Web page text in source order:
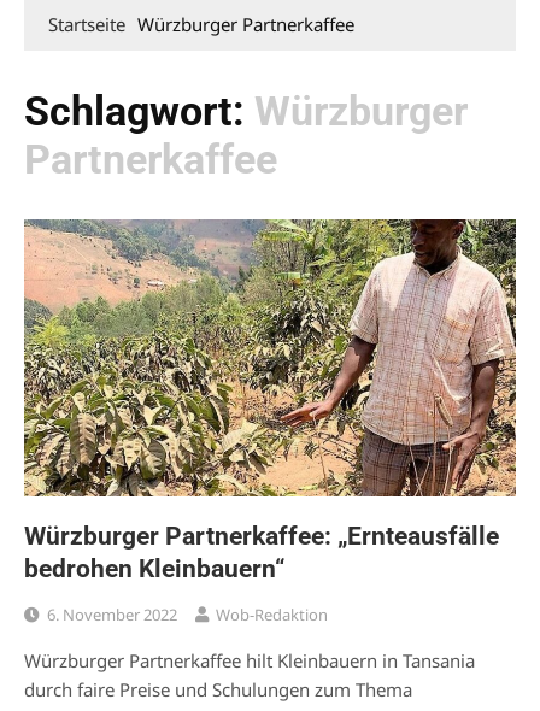
Startseite Würzburger Partnerkaffee
Schlagwort: Würzburger
Partnerkaffee
Würzburger Partnerkaffee: „Ernteausfälle
bedrohen Kleinbauern“
6. November 2022 Wob-Redaktion
Würzburger Partnerkaffee hilt Kleinbauern in Tansania
durch faire Preise und Schulungen zum Thema